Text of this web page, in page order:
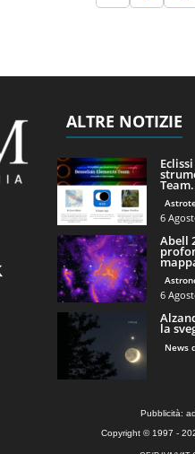
ALTRE NOTIZIE
6
Abell
6
la
News
Pubblicità:
Copyright © 1997 -